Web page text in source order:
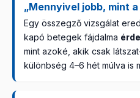
„Mennyivel jobb, mint
Egy összegző vizsgálat
kapó betegek fájdalma
mint azoké, akik csak
különbség 4–6 hét múlva is